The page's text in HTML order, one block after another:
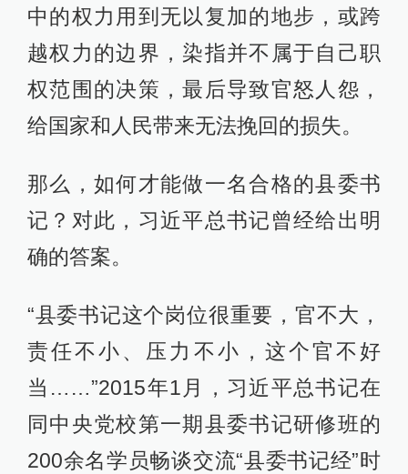
中的权力用到无以复加的地步，或跨
越权力的边界，染指并不属于自己职
权范围的决策，最后导致官怒人怨，
给国家和人民带来无法挽回的损失。
那么，如何才能做一名合格的县委书
记？对此，习近平总书记曾经给出明
确的答案。
“县委书记这个岗位很重要，官不大，
责任不小、压力不小，这个官不好
当……”2015年1月，习近平总书记在
同中央党校第一期县委书记研修班的
200余名学员畅谈交流“县委书记经”时